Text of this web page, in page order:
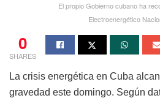
El propio Gobierno cubano ha
Electroenergético
0
SHARES
La crisis energética en Cuba
gravedad este domingo. Según